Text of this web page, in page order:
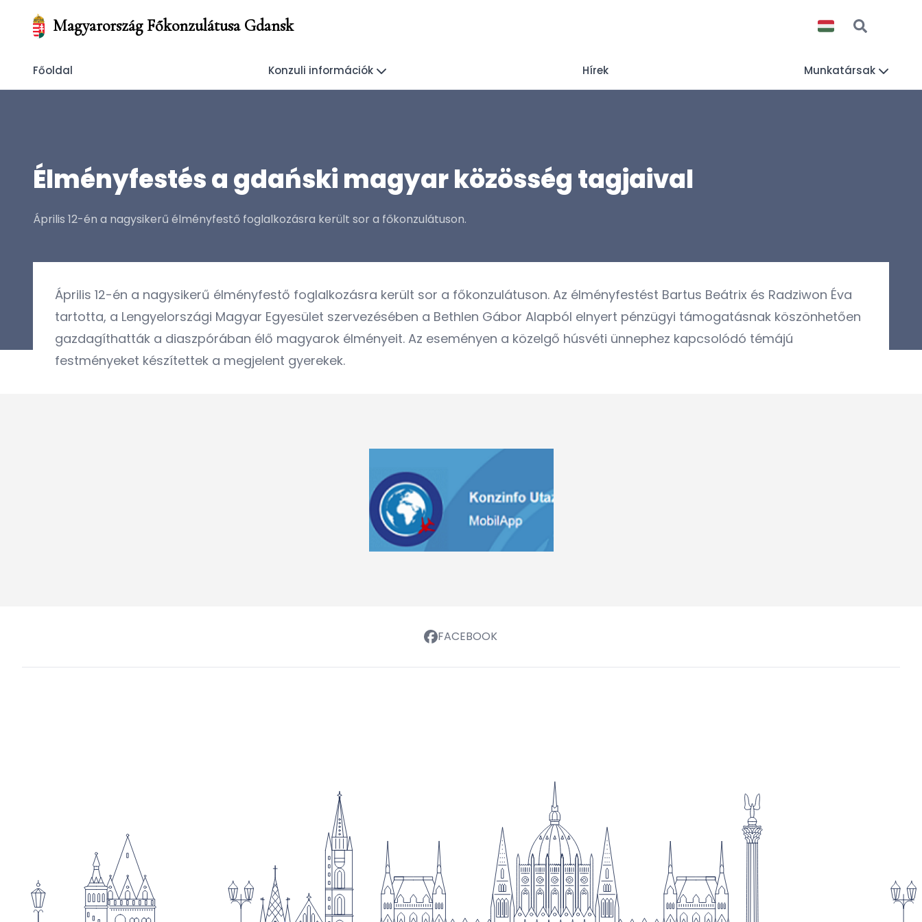
Magyarország Főkonzulátusa Gdansk
Főoldal Konzuli információk Hírek Munkatársak
Élményfestés a gdański magyar közösség tagjaival
Április 12-én a nagysikerű élményfestő foglalkozásra került sor a főkonzulátuson.
Április 12-én a nagysikerű élményfestő foglalkozásra került sor a főkonzulátuson. Az élményfestést Bartus Beátrix és Radziwon Éva
tartotta, a Lengyelországi Magyar Egyesület szervezésében a Bethlen Gábor Alapból elnyert pénzügyi támogatásnak köszönhetően
gazdagíthatták a diaszpórában élő magyarok élményeit. Az eseményen a közelgő húsvéti ünnephez kapcsolódó témájú
festményeket készítettek a megjelent gyerekek.
FACEBOOK